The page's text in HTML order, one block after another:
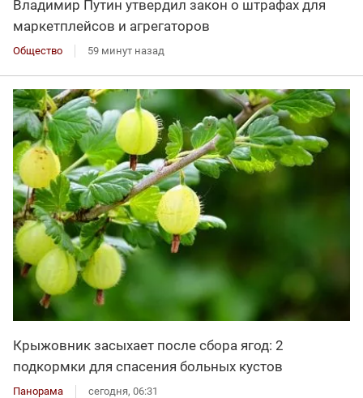
Владимир Путин утвердил закон о штрафах для
маркетплейсов и агрегаторов
Общество 59 минут назад
Крыжовник засыхает после сбора ягод: 2
подкормки для спасения больных кустов
Панорама сегодня, 06:31